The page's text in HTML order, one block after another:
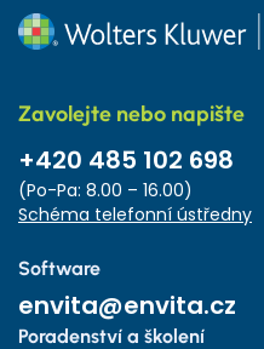
Zavolejte nebo napište
+420 485 102 698
(Po-Pa: 8.00 – 16.00)
Schéma telefonní ústředny
Software
envita@envita.cz
Poradenství a školení